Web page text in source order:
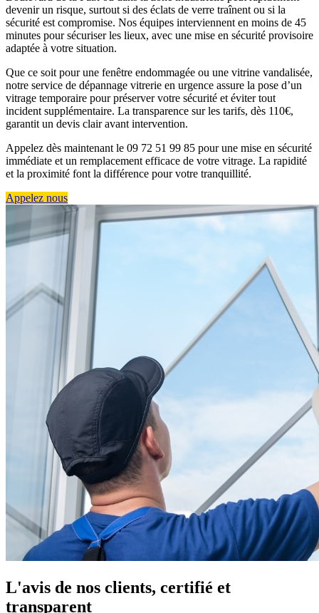
devenir un risque, surtout si des éclats de verre traînent ou si la
sécurité est compromise. Nos équipes interviennent en moins de 45
minutes pour sécuriser les lieux, avec une mise en sécurité provisoire
adaptée à votre situation.
Que ce soit pour une fenêtre endommagée ou une vitrine vandalisée,
notre service de dépannage vitrerie en urgence assure la pose d’un
vitrage temporaire pour préserver votre sécurité et éviter tout
incident supplémentaire. La transparence sur les tarifs, dès 110€,
garantit un devis clair avant intervention.
Appelez dès maintenant le 09 72 51 99 85 pour une mise en sécurité
immédiate et un remplacement efficace de votre vitrage. La rapidité
et la proximité font la différence pour votre tranquillité.
Appelez nous
L'avis de nos clients, certifié et
transparent